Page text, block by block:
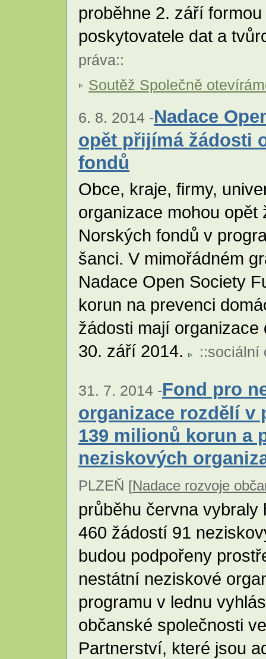
proběhne 2. září
poskytovatele dat a
práva::
Soutěž Společně
6. 8. 2014 -Nadace
opět přijímá žádosti
fondů
Obce, kraje, firmy,
organizace mohou opět
Norských fondů v
šanci. V mimořádném
Nadace Open Society
korun na prevenci
žádosti mají
30. září 2014.
::sociální
31. 7. 2014 -Fond pro
organizace rozdělí v
139 milionů korun a
neziskových
PLZEŇ [Nadace rozvoje
průběhu června
460 žádostí 91
budou podpořeny
nestátní neziskové
programu v lednu
občanské společnosti
Partnerství, které jsou